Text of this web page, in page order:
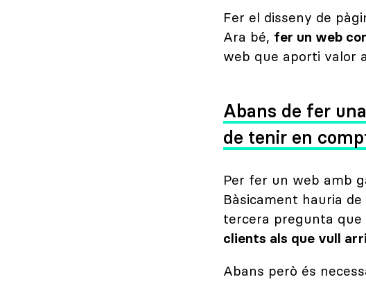
Fer el disseny de
Ara bé, fer un web
web que aporti valor
Abans de fer
de tenir en
Per fer un web amb
Bàsicament hauria
tercera pregunta que
clients als que vull
Abans però és